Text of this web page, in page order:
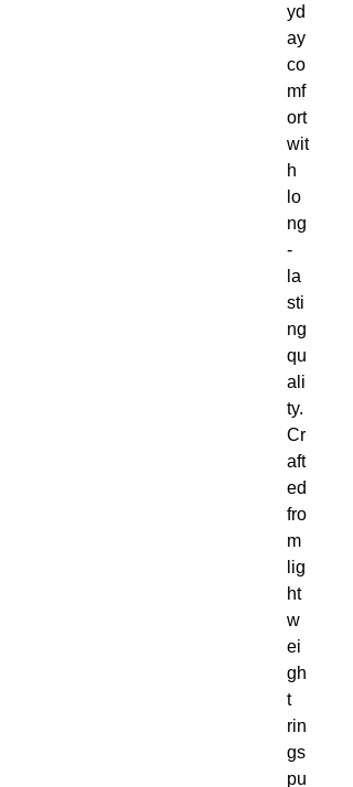
yd
ay
co
mf
ort
wit
h
lo
ng
-
la
sti
ng
qu
ali
ty.
Cr
aft
ed
fro
m
lig
ht
w
ei
gh
t
rin
gs
pu